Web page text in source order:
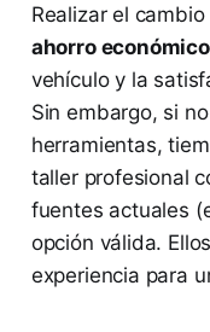
Realizar el
ahorro económico
vehículo y la
Sin embargo, si
herramientas,
taller profesional
fuentes actuales
opción válida.
experiencia para